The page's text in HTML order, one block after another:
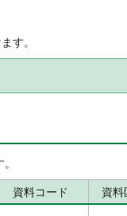
す。
資料コード 資料